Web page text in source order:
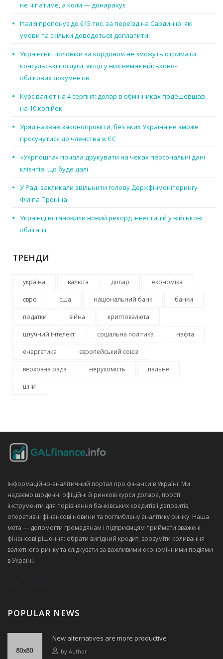
не чіпатиме, а коли — донарахує
Італія пропонує до €15 тис. за переїзд на Сардинію: які
умови та скільки доведеться доплатити
Українські чоловіки за кордоном не зможуть отримати
консульські послуги, якщо у них немає військово-
облікових документів
Курс валют на 4 серпня: долар в обмінниках подешевшав
на 10 копійок
Уряд назвав законопроєкти, без яких Україна не зможе
просунутися до членства в ЄС
«Укрпошта» почала друкувати на чеках персональні дані
клієнтів: що буде далі
У Раді закликали звільнити голову Держфінмоніторингу
Філіпа Проніна
Українці встановили новий рекорд інвестицій у військові
облігації
ТРЕНДИ
україна валюта долар економіка
євро сша національний банк банки
податки війна криптовалюта
штучний інтелект соціальна політика нафта
енергетика європейський союз
верховна рада нерухомість пальне
ціни
Інформаційно‑аналітичний портал про фінанси в Україні. Ми
надаємо щоденні офіційні й ринкові курси долара, прості
інструменти для порівняння банківських кредитів і депозитів,
оперативні фінансові новини та поглиблену аналітику ринку. Наша
мета — допомогти громадянам і підприємцям приймати зважені
фінансові рішення: обрати вигідний кредит, зрозуміти коливання
валютного ринку та слідкувати за важливими економічними подіями
в Україні.
POPULAR NEWS
New alternatives are more productive
by Author